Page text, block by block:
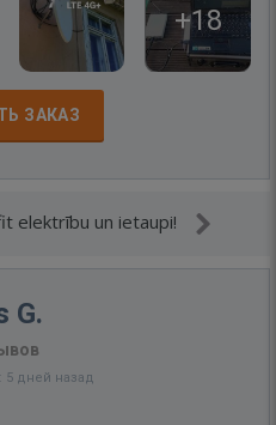
+18
ЗАКАЗ
elektrību un ietaupi!
G.
5 дней назад